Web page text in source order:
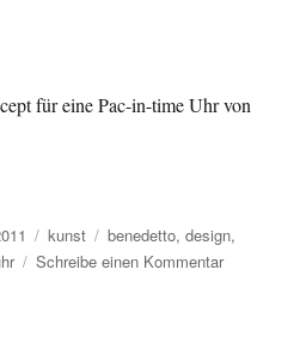
für eine Pac-in-time Uhr von
Kategorien
kunst Schlagwörter
benedetto,design,
Schreibe einen Kommentarzu